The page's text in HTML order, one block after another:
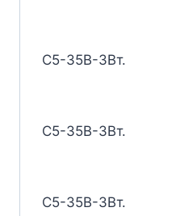
С5-35В-3Вт.
С5-35В-3Вт.
С5-35В-3Вт.